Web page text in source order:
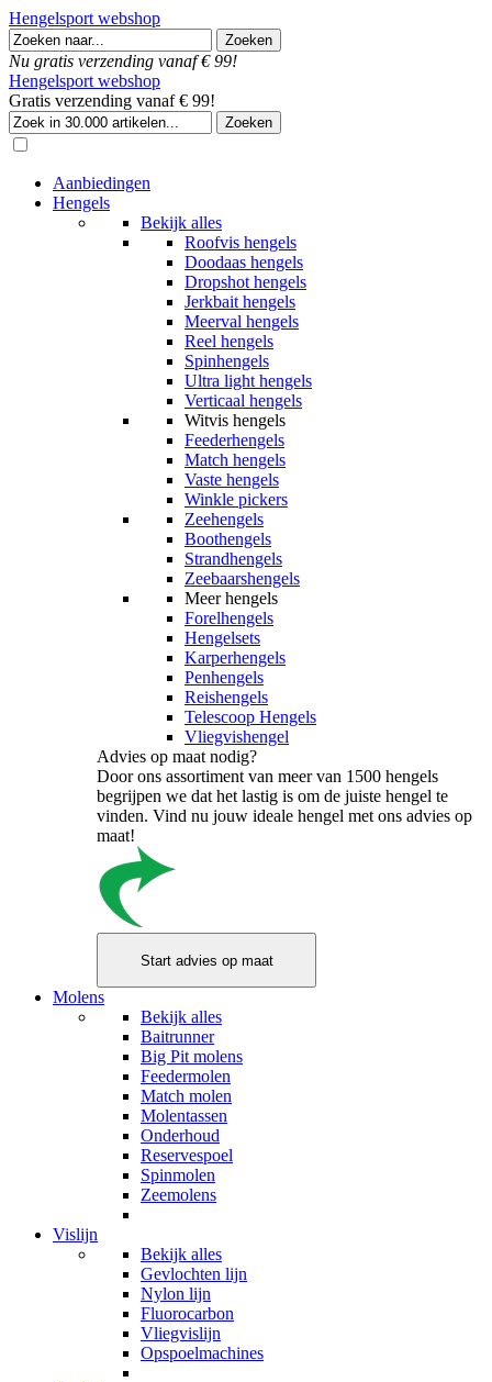
Hengelsport webshop
Nu gratis verzending vanaf € 99!
Hengelsport webshop
Gratis verzending vanaf € 99!
Aanbiedingen
Hengels
Bekijk alles
Roofvis hengels
Doodaas hengels
Dropshot hengels
Jerkbait hengels
Meerval hengels
Reel hengels
Spinhengels
Ultra light hengels
Verticaal hengels
Witvis hengels
Feederhengels
Match hengels
Vaste hengels
Winkle pickers
Zeehengels
Boothengels
Strandhengels
Zeebaarshengels
Meer hengels
Forelhengels
Hengelsets
Karperhengels
Penhengels
Reishengels
Telescoop Hengels
Vliegvishengel
Advies op maat nodig?
Door ons assortiment van meer van 1500 hengels
begrijpen we dat het lastig is om de juiste hengel te
vinden. Vind nu jouw ideale hengel met ons advies op
maat!
Molens
Bekijk alles
Baitrunner
Big Pit molens
Feedermolen
Match molen
Molentassen
Onderhoud
Reservespoel
Spinmolen
Zeemolens
Vislijn
Bekijk alles
Gevlochten lijn
Nylon lijn
Fluorocarbon
Vliegvislijn
Opspoelmachines